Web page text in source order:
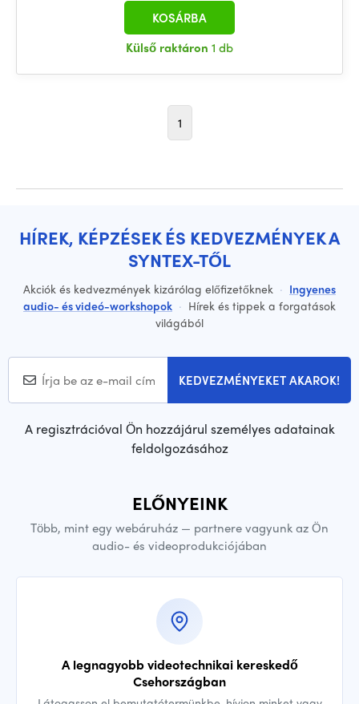
Külső raktáron 1 db
KOSÁRBA
1
HÍREK, KÉPZÉSEK ÉS KEDVEZMÉNYEK A
SYNTEX-TŐL
Akciók és kedvezmények kizárólag előfizetőknek · Ingyenes
audio- és videó-workshopok · Hírek és tippek a forgatások
világából
KEDVEZMÉNYEKET AKAROK!
A regisztrációval Ön hozzájárul személyes adatainak
feldolgozásához
ELŐNYEINK
Több, mint egy webáruház — partnere vagyunk az Ön
audio- és videoprodukciójában
A legnagyobb videotechnikai kereskedő
Csehországban